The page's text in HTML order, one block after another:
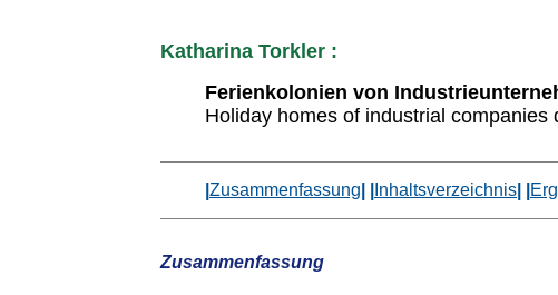
Katharina Torkler :
Ferienkolonien von
Holiday homes of industrial companies
Zusammenfassung Inhaltsverzeichnis
Zusammenfassung